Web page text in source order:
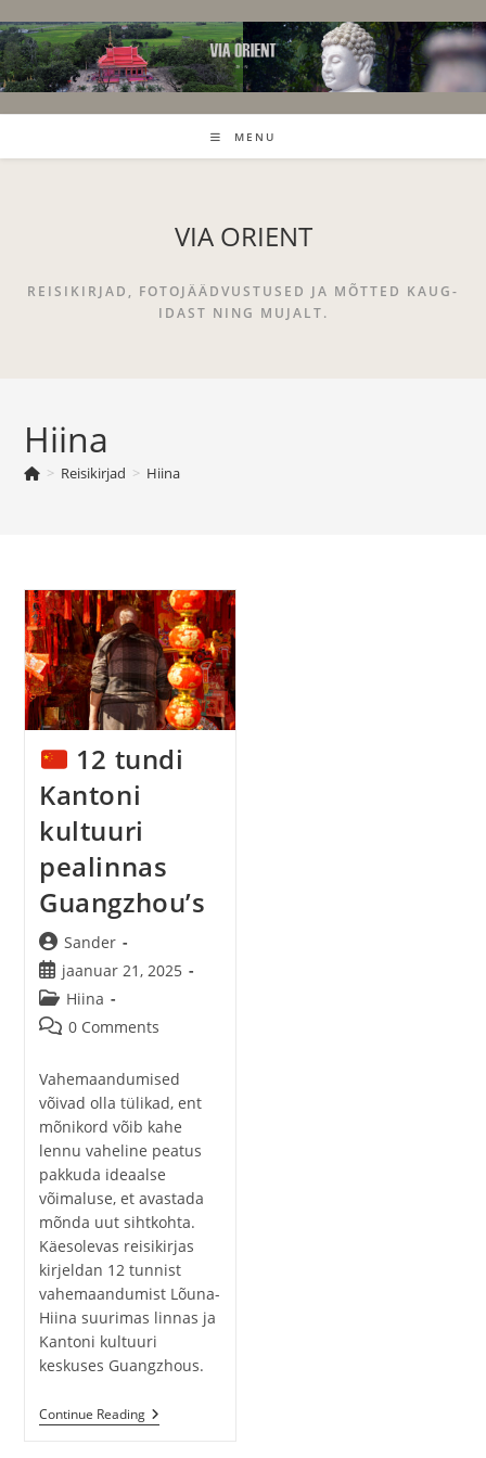
to
content
MENU
VIA ORIENT
REISIKIRJAD, FOTOJÄÄDVUSTUSED JA MÕTTED KAUG-
IDAST NING MUJALT.
Hiina
> Reisikirjad > Hiina
12 tundi
Kantoni
kultuuri
pealinnas
Guangzhou’s
Post
author:
Sander
Post
published:
jaanuar 21, 2025
Post
category:
Hiina
Post 0 Comments
Vahemaandumised
võivad olla tülikad, ent
mõnikord võib kahe
lennu vaheline peatus
pakkuda ideaalse
võimaluse, et avastada
mõnda uut sihtkohta.
Käesolevas reisikirjas
kirjeldan 12 tunnist
vahemaandumist Lõuna-
Hiina suurimas linnas ja
Kantoni kultuuri
keskuses Guangzhous.
Continue Reading
12